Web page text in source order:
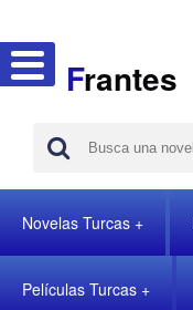
Frantes
Novelas Turcas
Películas Turcas